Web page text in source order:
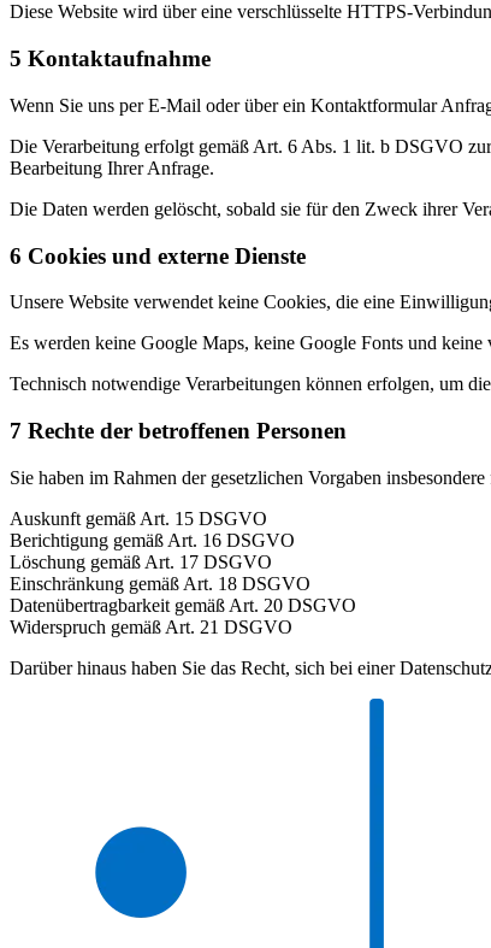
Diese Website wird über eine verschlüsselte HTTPS-
5 Kontaktaufnahme
Wenn Sie uns per E-Mail oder über ein Kontaktformular
Die Verarbeitung erfolgt gemäß Art. 6 Abs. 1 lit. b DSGVO
Bearbeitung Ihrer Anfrage.
Die Daten werden gelöscht, sobald sie für den Zweck ihrer
6 Cookies und externe Dienste
Unsere Website verwendet keine Cookies, die eine
Es werden keine Google Maps, keine Google Fonts und
Technisch notwendige Verarbeitungen können erfolgen, um
7 Rechte der betroffenen Personen
Sie haben im Rahmen der gesetzlichen Vorgaben
Auskunft gemäß Art. 15 DSGVO
Berichtigung gemäß Art. 16 DSGVO
Löschung gemäß Art. 17 DSGVO
Einschränkung gemäß Art. 18 DSGVO
Datenübertragbarkeit gemäß Art. 20 DSGVO
Widerspruch gemäß Art. 21 DSGVO
Darüber hinaus haben Sie das Recht, sich bei einer